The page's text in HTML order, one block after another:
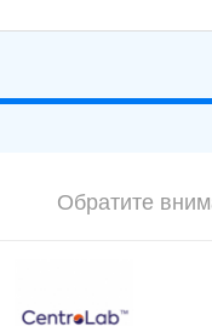
Обратите